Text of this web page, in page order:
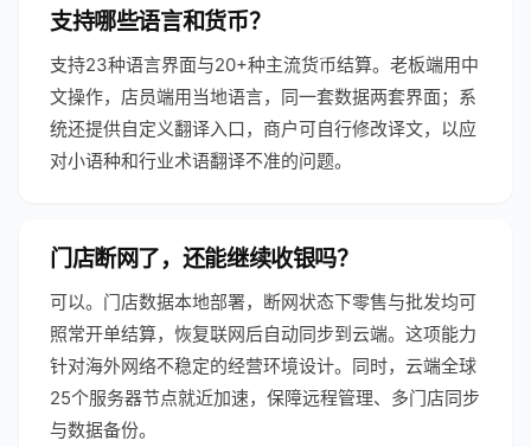
支持哪些语言和货币？
支持23种语言界面与20+种主流货币结算。老板端用中
文操作，店员端用当地语言，同一套数据两套界面；系
统还提供自定义翻译入口，商户可自行修改译文，以应
对小语种和行业术语翻译不准的问题。
门店断网了，还能继续收银吗？
可以。门店数据本地部署，断网状态下零售与批发均可
照常开单结算，恢复联网后自动同步到云端。这项能力
针对海外网络不稳定的经营环境设计。同时，云端全球
25个服务器节点就近加速，保障远程管理、多门店同步
与数据备份。